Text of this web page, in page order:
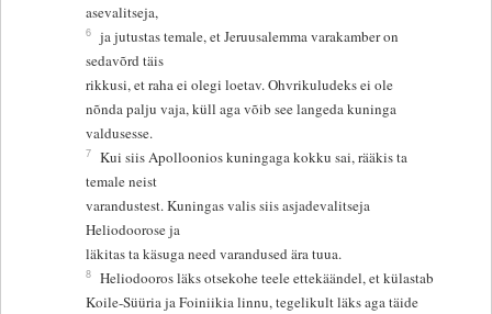
asevalitseja,
6 ja jutustas temale, et Jeruusalemma varakamber on
sedavõrd täis
rikkusi, et raha ei olegi loetav. Ohvrikuludeks ei ole
nõnda palju vaja, küll aga võib see langeda kuninga
valdusesse.
7 Kui siis Apolloonios kuningaga kokku sai, rääkis ta
temale neist
varandustest. Kuningas valis siis asjadevalitseja
Heliodoorose ja
läkitas ta käsuga need varandused ära tuua.
8 Heliodooros läks otsekohe teele ettekäändel, et külastab
Koile-Süüria ja Foiniikia linnu, tegelikult läks aga täide